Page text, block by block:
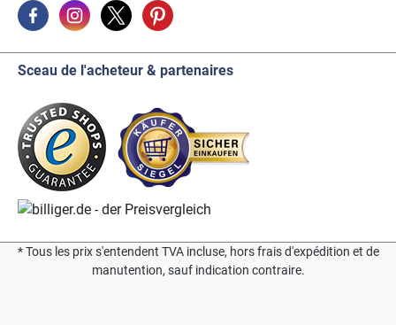
Sceau de l'acheteur & partenaires
* Tous les prix s'entendent TVA incluse, hors frais d'expédition et de
manutention, sauf indication contraire.